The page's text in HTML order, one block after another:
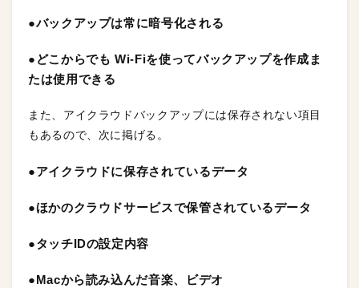
●バックアップは常に暗号化される
●どこからでも Wi-Fiを使ってバックアップを作成ま
たは使用できる
また、アイクラウドバックアップには保存されない項目
もあるので、次に掲げる。
●アイクラウドに保存されているデータ
●ほかのクラウドサービスで保管されているデータ
●タッチIDの設定内容
●Macから読み込んだ音楽、ビデオ